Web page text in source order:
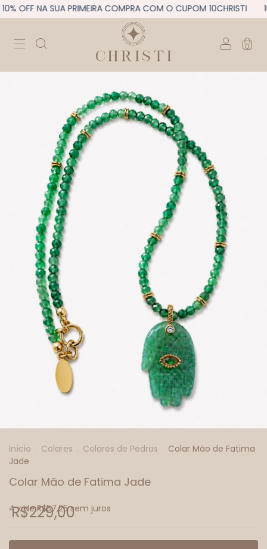
OFF NA SUA PRIMEIRA COMPRA COM O CUPOM 10CHRISTI
0
Início . Colares . Colares de Pedras . Colar Mão de Fatima
Jade
Colar Mão de Fatima Jade
R$229,00
4 x deR$57,25 sem juros